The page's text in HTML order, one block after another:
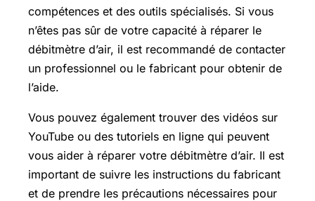
compétences et des outils spécialisés. Si vous
n’êtes pas sûr de votre capacité à réparer le
débitmètre d’air, il est recommandé de contacter
un professionnel ou le fabricant pour obtenir de
l’aide.
Vous pouvez également trouver des vidéos sur
YouTube ou des tutoriels en ligne qui peuvent
vous aider à réparer votre débitmètre d’air. Il est
important de suivre les instructions du fabricant
et de prendre les précautions nécessaires pour